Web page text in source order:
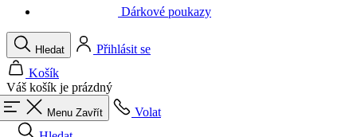
Váš košík je prázdný
Menu Zavřít
Volat
Hledat
Košík